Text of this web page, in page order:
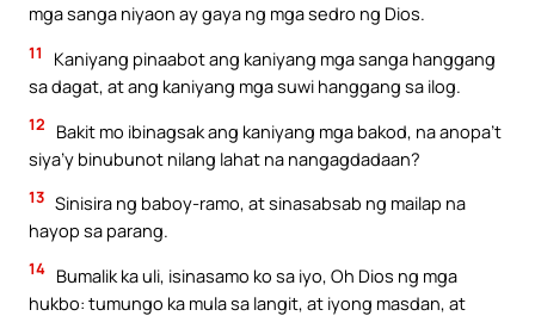
mga sanga niyaon ay gaya ng mga sedro ng Dios.
11
Kaniyang pinaabot ang kaniyang mga sanga hanggang
sa dagat, at ang kaniyang mga suwi hanggang sa ilog.
12
Bakit mo ibinagsak ang kaniyang mga bakod, na anopa’t
siya’y binubunot nilang lahat na nangagdadaan?
13 Sinisira ng baboy-ramo, at sinasabsab ng mailap na
hayop sa parang.
14 Bumalik ka uli, isinasamo ko sa iyo, Oh Dios ng mga
hukbo: tumungo ka mula sa langit, at iyong masdan, at